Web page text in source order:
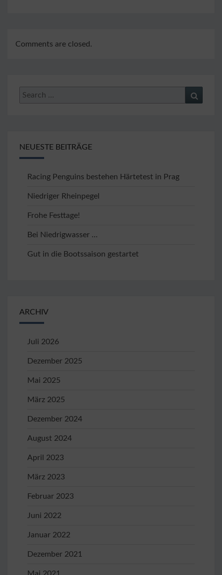
Comments are closed.
Search
for:
NEUESTE BEITRÄGE
Racing Penguins bestehen Härtetest in Prag
Niedriger Rheinpegel
Frohe Festtage!
Bei Niedrigwasser …
Gut in die Bootssaison gestartet
ARCHIV
Juli 2026
Dezember 2025
Mai 2025
März 2025
Dezember 2024
August 2024
April 2023
März 2023
Februar 2023
Juni 2022
Januar 2022
Dezember 2021